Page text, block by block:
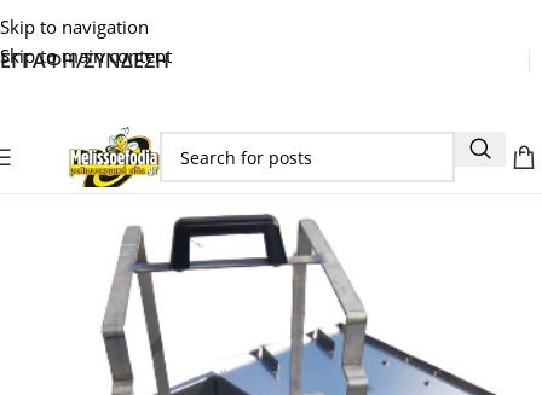
Skip to navigation
Skip to main content
ΕΓΓΑΦΗ/ΣΥΝΔΕΣΗ